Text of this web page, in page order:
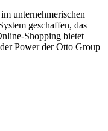
unternehmerischen
geschaffen, das
Shopping bietet –
Power der Otto Group